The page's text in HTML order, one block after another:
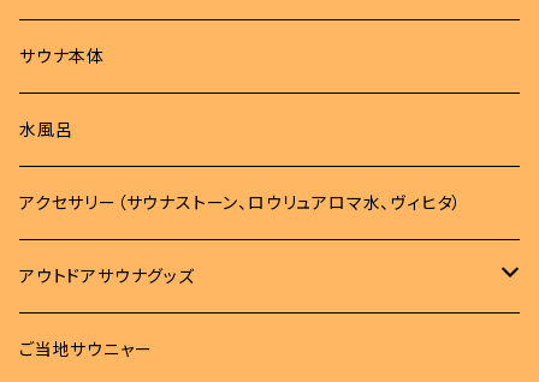
Tシャツ
ロンT
サウナハット
サウナマット
バッグ
バッグ
サコッシュ
タオル
MOKUタオル
雑貨
Tシャツ
サウナハット
タオル
雑貨
サウナマット
サウナ本体
水風呂
アクセサリー（サウナストーン、ロウリュアロマ水、ヴィヒタ）
アウトドアサウナグッズ
柄杓
ご当地サウニャー